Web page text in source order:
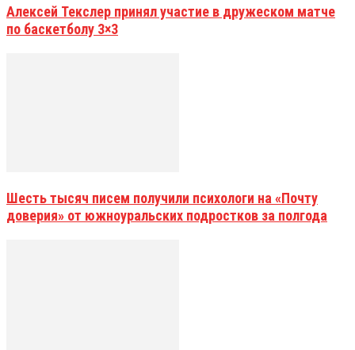
Алексей Текслер принял участие в дружеском матче
по баскетболу 3×3
Шесть тысяч писем получили психологи на «Почту
доверия» от южноуральских подростков за полгода